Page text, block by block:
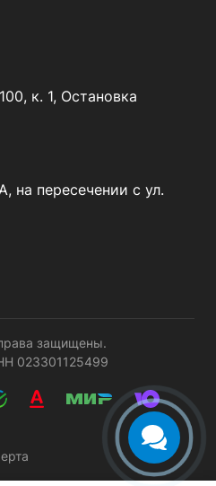
к. 1, Остановка
на пересечении с ул.
защищены.
023301125499